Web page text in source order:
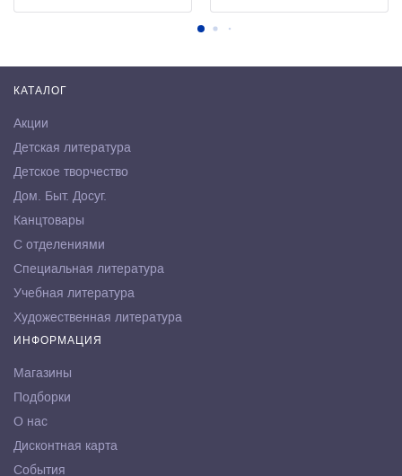
КАТАЛОГ
Акции
Детская литература
Детское творчество
Дом. Быт. Досуг.
Канцтовары
С отделениями
Специальная литература
Учебная литература
Художественная литература
ИНФОРМАЦИЯ
Магазины
Подборки
О нас
Дисконтная карта
События